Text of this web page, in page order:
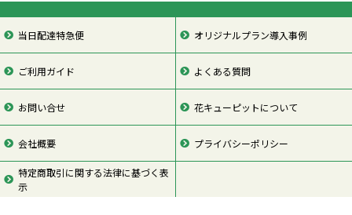
当日配達特急便 オリジナルプラン導入事例
ご利用ガイド よくある質問
お問い合せ 花キューピットについて
会社概要 プライバシーポリシー
特定商取引に関する法律に基づく表
示